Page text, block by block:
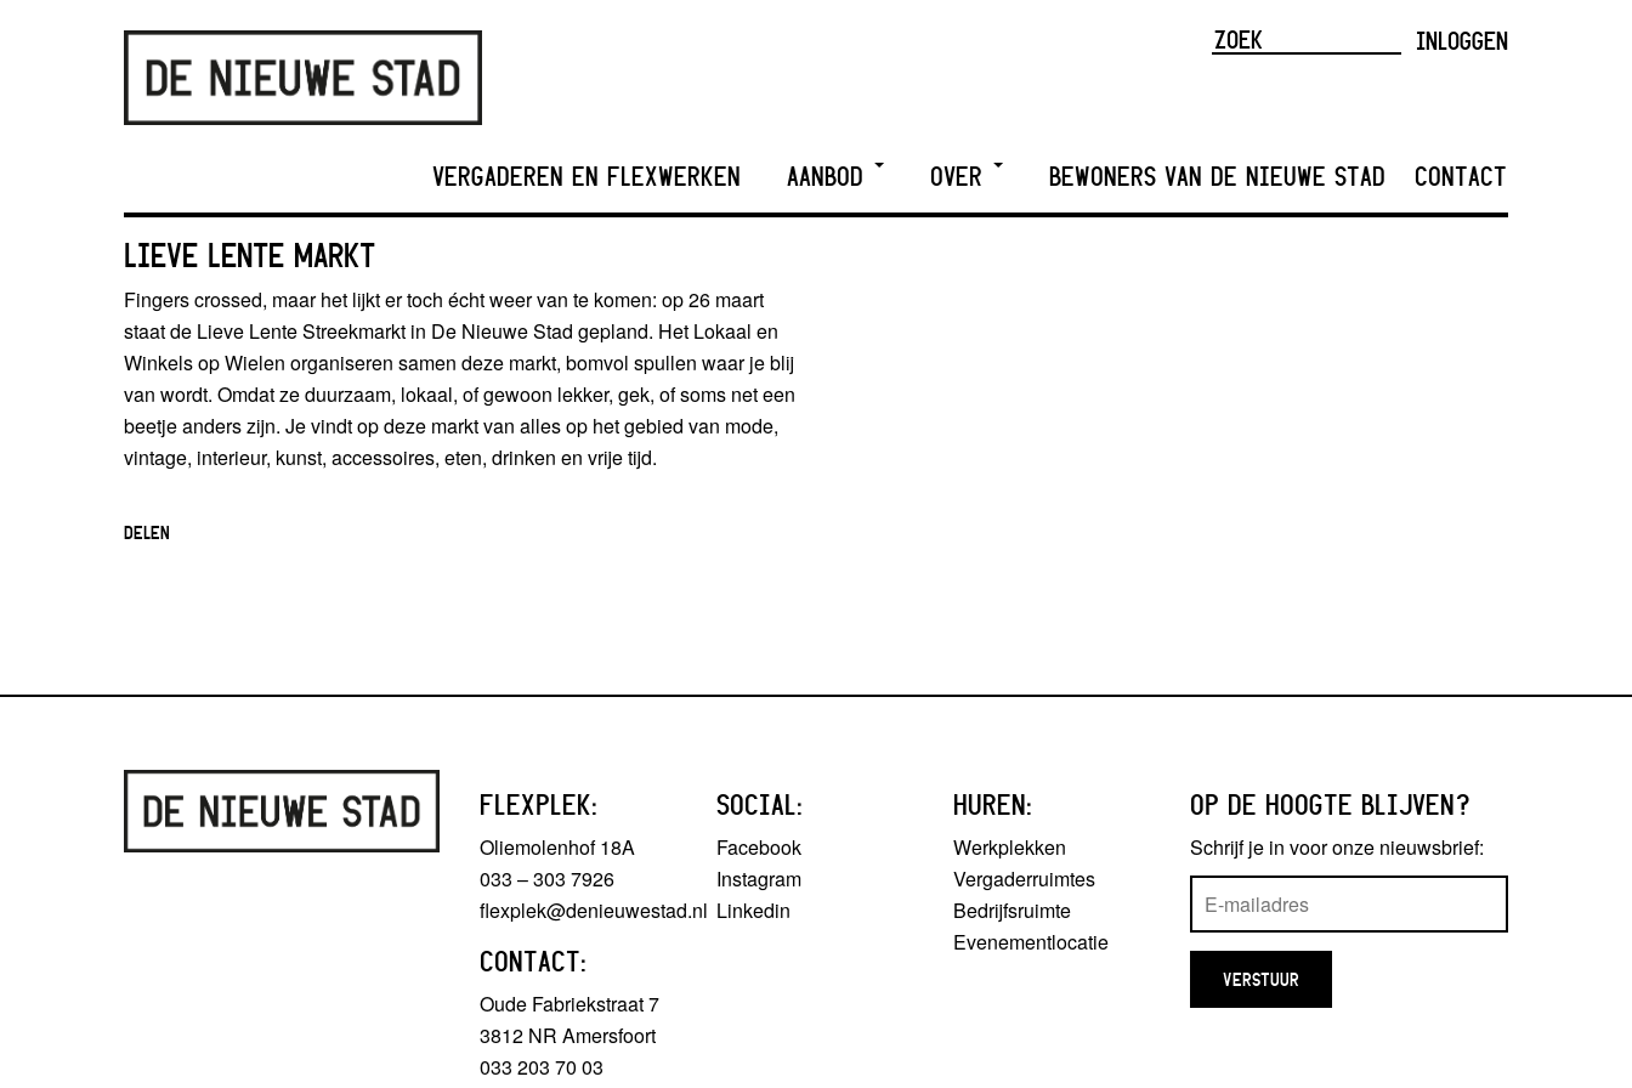
INLOGGEN
VERGADEREN EN FLEXWERKEN AANBOD OVER BEWONERS VAN DE NIEUWE STAD CONTACT
LIEVE LENTE MARKT
Fingers crossed, maar het lijkt er toch écht weer van te komen: op 26 maart
staat de Lieve Lente Streekmarkt in De Nieuwe Stad gepland. Het Lokaal en
Winkels op Wielen organiseren samen deze markt, bomvol spullen waar je blij
van wordt. Omdat ze duurzaam, lokaal, of gewoon lekker, gek, of soms net een
beetje anders zijn. Je vindt op deze markt van alles op het gebied van mode,
vintage, interieur, kunst, accessoires, eten, drinken en vrije tijd.
DELEN
FLEXPLEK:
Oliemolenhof 18A
033 – 303 7926
flexplek@denieuwestad.nl
CONTACT:
Oude Fabriekstraat 7
3812 NR Amersfoort
033 203 70 03
SOCIAL:
Facebook
Instagram
Linkedin
HUREN:
Werkplekken
Vergaderruimtes
Bedrijfsruimte
Evenementlocatie
OP DE HOOGTE BLIJVEN?
Schrijf je in voor onze nieuwsbrief: